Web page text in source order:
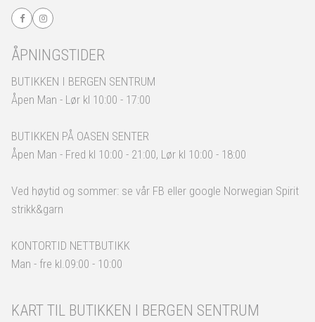
ÅPNINGSTIDER
BUTIKKEN I BERGEN SENTRUM
Åpen Man - Lør kl 10:00 - 17:00
BUTIKKEN PÅ OASEN SENTER
Åpen Man - Fred kl 10:00 - 21:00, Lør kl 10:00 - 18:00
Ved høytid og sommer: se vår FB eller google Norwegian Spirit
strikk&garn
KONTORTID NETTBUTIKK
Man - fre kl.09:00 - 10:00
KART TIL BUTIKKEN I BERGEN SENTRUM